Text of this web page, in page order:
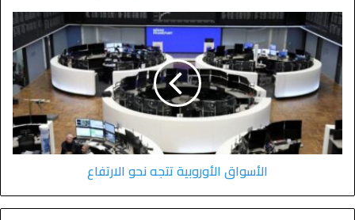
الأسواق الأوروبية تتجه نحو الارتفاع